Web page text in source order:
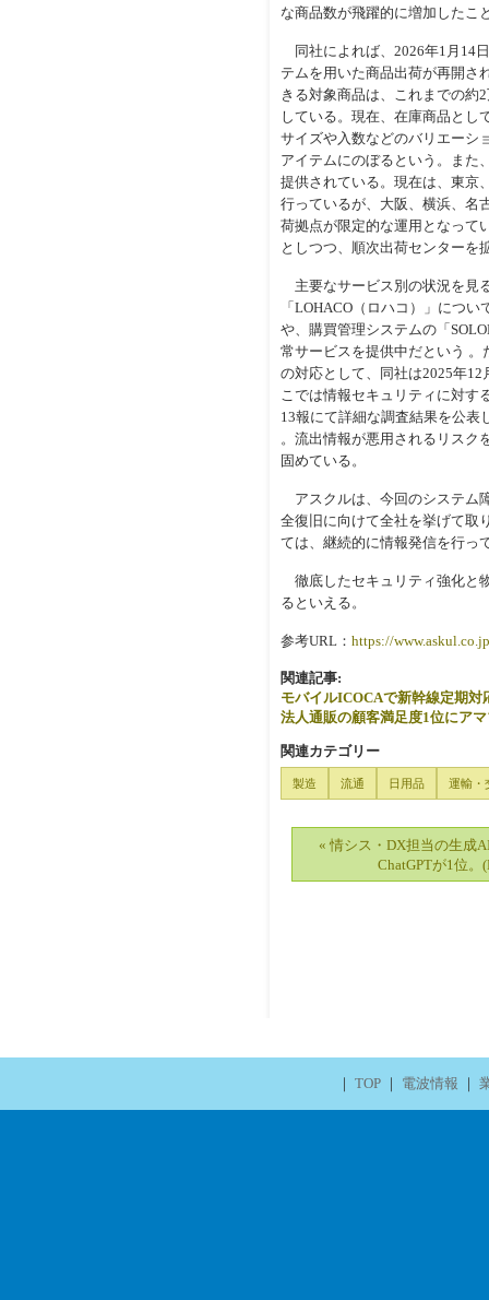
な商品数が飛躍的に増加したこ
同社によれば、2026年1月14
テムを用いた商品出荷が再開さ
きる対象商品は、これまでの約
している。現在、在庫商品とし
サイズや入数などのバリエーシ
アイテムにのぼるという。また
提供されている。現在は、東京
行っているが、大阪、横浜、名
荷拠点が限定的な運用となって
としつつ、順次出荷センターを
主要なサービス別の状況を見
「LOHACO（ロハコ）」につ
や、購買管理システムの「
常サービスを提供中だという
の対応として、同社は2025年
こでは情報セキュリティに対す
13報にて詳細な調査結果を公表
。流出情報が悪用されるリスク
固めている。
アスクルは、今回のシステム
全復旧に向けて全社を挙げて取
ては、継続的に情報発信を行っ
徹底したセキュリティ強化と
るといえる。
参考URL： https://
関連記事:
モバイルICOCAで新幹線定期対
法人通販の顧客満足度1位にア
関連カテゴリー
製造 流通 日用品 運輸・
« 情シス・DX担当の生成
ChatGPTが1位。
｜ TOP｜ 電波情報 ｜